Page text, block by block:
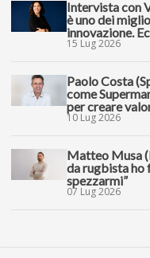
Intervista con
è uno dei
innovazione.
15 Lug 2026
Paolo Costa
come
per creare
10 Lug 2026
Matteo Musa
da rugbista ho
spezzarmi”
07 Lug 2026